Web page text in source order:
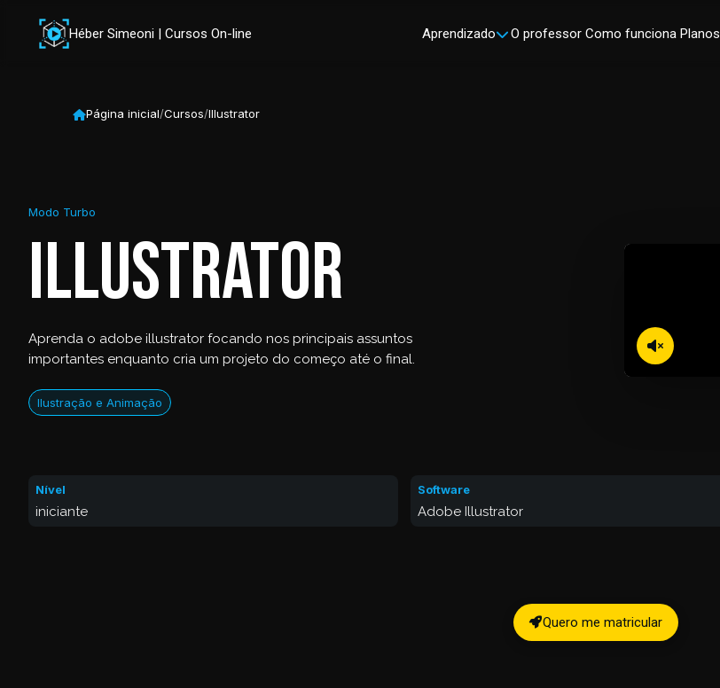
Héber Simeoni | Cursos On-line Aprendizado O professor Como funciona Planos
Página inicial/Cursos/Illustrator
Modo Turbo
Illustrator
Aprenda o adobe illustrator focando nos principais assuntos
importantes enquanto cria um projeto do começo até o final.
Ilustração e Animação
Nível
iniciante
Software
Adobe Illustrator
Quero me matricular